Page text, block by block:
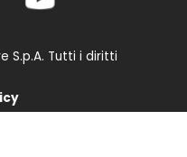
S.p.A. Tutti i diritti